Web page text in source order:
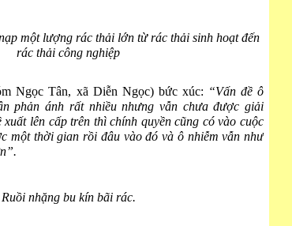
một lượng rác thải lớn từ rác thải sinh hoạt đến
rác thải công nghiệp
Ngọc Tân, xã Diễn Ngọc) bức xúc: “Vấn đề ô
phản ánh rất nhiều nhưng vẫn chưa được giải
lên cấp trên thì chính quyền cũng có vào cuộc
một thời gian rồi đâu vào đó và ô nhiễm vẫn như
Ruồi nhặng bu kín bãi rác.